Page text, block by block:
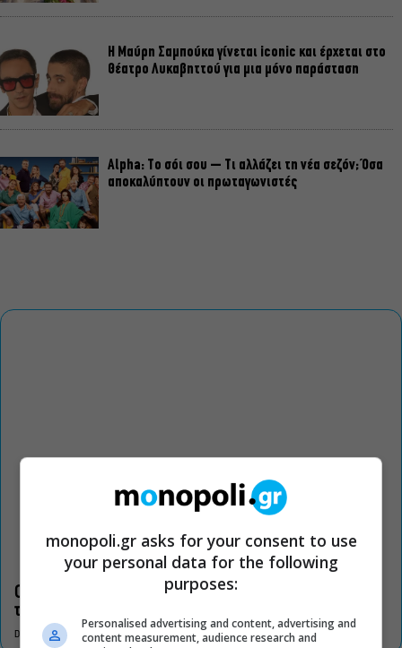
Η Μαύρη Σαμπούκα γίνεται iconic και έρχεται στο
Θέατρο Λυκαβηττού για μια μόνο παράσταση
Alpha: Το σόι σου – Τι αλλάζει τη νέα σεζόν; Όσα
αποκαλύπτουν οι πρωταγωνιστές
Οι «Τρωάδες» στην Επίδαυρο αλλάζουν την αντίληψη για
τον πολιτισμό
DON'T MISS
monopoli.gr asks for your consent to use
your personal data for the following
purposes:
Personalised advertising and content, advertising and
content measurement, audience research and